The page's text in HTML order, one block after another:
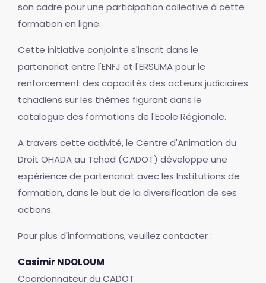
son cadre pour une participation collective à cette
formation en ligne.
Cette initiative conjointe s'inscrit dans le
partenariat entre l'ENFJ et l'ERSUMA pour le
renforcement des capacités des acteurs judiciaires
tchadiens sur les thèmes figurant dans le
catalogue des formations de l'Ecole Régionale.
A travers cette activité, le Centre d'Animation du
Droit OHADA au Tchad (CADOT) développe une
expérience de partenariat avec les Institutions de
formation, dans le but de la diversification de ses
actions.
Pour plus d'informations, veuillez contacter :
Casimir NDOLOUM
Coordonnateur du CADOT